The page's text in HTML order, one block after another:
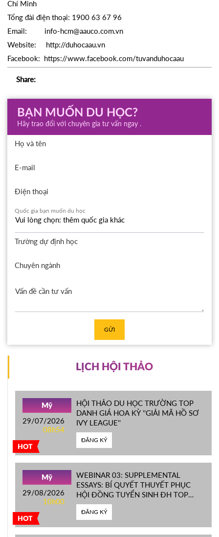
Chí Minh
Tổng đài điện thoại: 1900 63 67 96
Email: info-hcm@aauco.com.vn
Website: http://duhocaau.vn
Facebook: https://www.facebook.com/tuvanduhocaau
Share:
BẠN MUỐN DU HỌC?
Hãy trao đổi với chuyên gia tư vấn ngay .
Họ và tên
E-mail
Điện thoại
Quốc gia bạn muốn du học
Trường dự định học
Chuyên ngành
GỬI
LỊCH HỘI THẢO
HOT
Mỹ
29/07/2026
08h54
HỘI THẢO DU HỌC TRƯỜNG TOP
DANH GIÁ HOA KỲ ''GIẢI MÃ HỒ SƠ
IVY LEAGUE''
ĐĂNG KÝ
HOT
Mỹ
29/08/2026
10h00
WEBINAR 03: SUPPLEMENTAL
ESSAYS: BÍ QUYẾT THUYẾT PHỤC
HỘI ĐỒNG TUYỂN SINH ĐH TOP
ĐẦU MỸ
ĐĂNG KÝ